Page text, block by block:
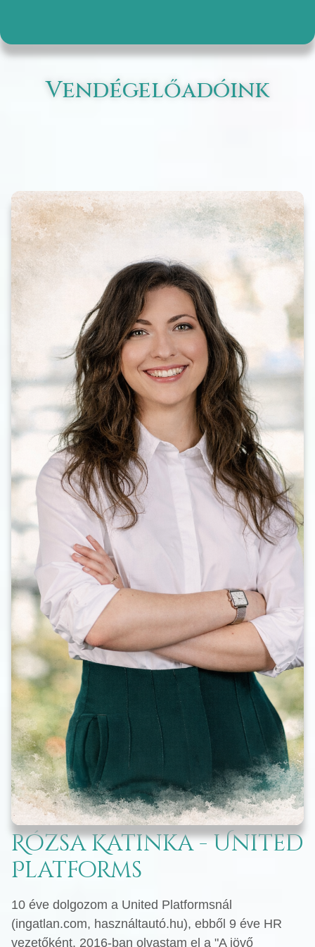
Vendégelőadóink
Rózsa Katinka - United
Platforms
10 éve dolgozom a United Platformsnál
(ingatlan.com, használtautó.hu), ebből 9 éve HR
vezetőként. 2016-ban olvastam el a "A jövő